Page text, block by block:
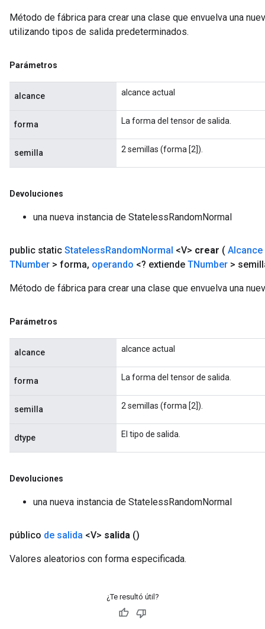
Método de fábrica para crear una clase que envuelva una
utilizando tipos de salida predeterminados.
Parámetros
alcance alcance actual
forma La forma del tensor de salida.
semilla 2 semillas (forma [2]).
Devoluciones
una nueva instancia de StatelessRandomNormal
public static StatelessRandomNormal <V> crear ( Alcance
TNumber > forma, operando <? extiende TNumber >
Método de fábrica para crear una clase que envuelva una
Parámetros
alcance alcance actual
forma La forma del tensor de salida.
semilla 2 semillas (forma [2]).
dtype El tipo de salida.
Devoluciones
una nueva instancia de StatelessRandomNormal
público de salida <V> salida ()
Valores aleatorios con forma especificada.
¿Te resultó útil?